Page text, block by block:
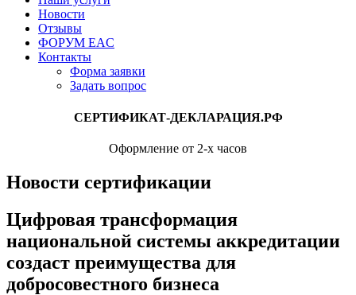
Новости
Отзывы
ФОРУМ EAC
Контакты
Форма заявки
Задать вопрос
СЕРТИФИКАТ-ДЕКЛАРАЦИЯ.РФ
Оформление от 2-х часов
Новости сертификации
Цифровая трансформация
национальной системы аккредитации
создаст преимущества для
добросовестного бизнеса